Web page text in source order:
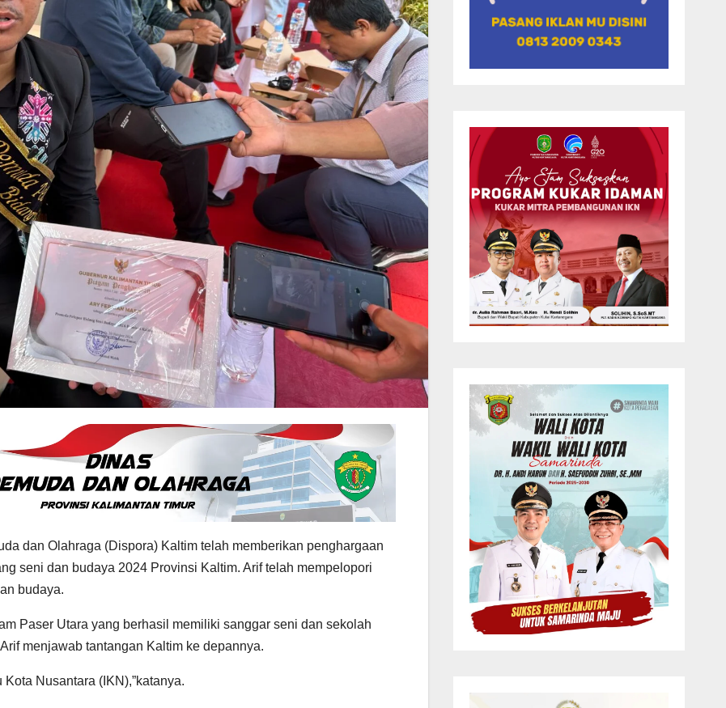
dan Olahraga (Dispora) Kaltim telah memberikan penghargaan
seni dan budaya 2024 Provinsi Kaltim. Arif telah mempelopori
budaya.
Paser Utara yang berhasil memiliki sanggar seni dan sekolah
menjawab tantangan Kaltim ke depannya.
Nusantara (IKN),”katanya.